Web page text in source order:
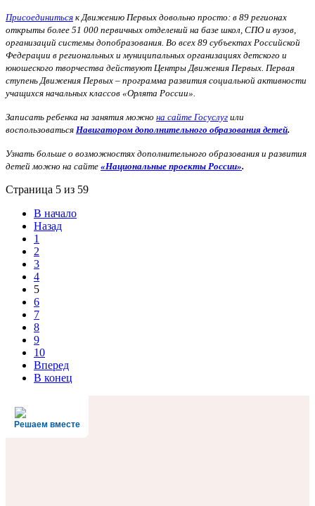
Присоединиться к Движению Первых довольно просто: в 89 регионах
открыты более 51 000 первичных отделений на базе школ, СПО и вузов,
организаций системы допобразования. Во всех 89 субъектах Российской
Федерации в региональных и муниципальных организациях детского и
юношеского творчества действуют Центры Движения Первых. Первая
ступень Движения Первых – программа развития социальной активности
учащихся начальных классов «Орлята России».
Записать ребенка на занятия можно на сайте Госуслуг или
воспользоваться Навигатором дополнительного образования детей.
Узнать больше о возможностях дополнительного образования и развития
детей можно на сайте «Национальные проекты России».
Страница 5 из 59
В начало
Назад
1
2
3
4
5
6
7
8
9
10
Вперед
В конец
Решаем вместе